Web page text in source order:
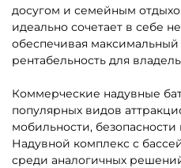
досугом и семейным
идеально сочетает в себе
обеспечивая
рентабельность для
Коммерческие надувные
популярных видов
мобильности,
Надувной комплекс с
среди аналогичных